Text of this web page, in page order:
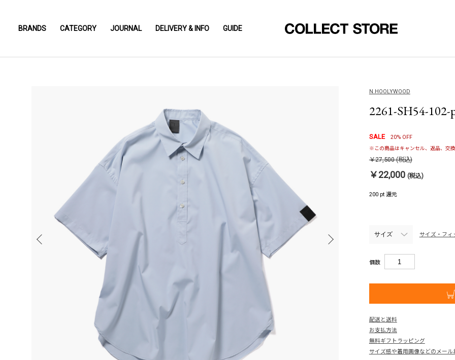
BRANDS CATEGORY JOURNAL DELIVERY & INFO GUIDE
N.HOOLYWOOD
2261-SH54-
SALE 20% OFF
※この商品はキャンセル、返品、交
￥27,500(税込)
￥22,000 (税込)
200 pt 還元
サイズ・フィ
個数
配送と送料
お支払方法
無料ギフトラッピング
サイズ感や着用画像などのメール